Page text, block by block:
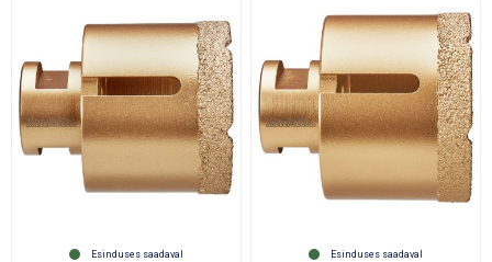
Esinduses saadaval Esinduses saadaval